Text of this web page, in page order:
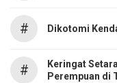
# Dikotomi
#
Keringat
Perempuan di